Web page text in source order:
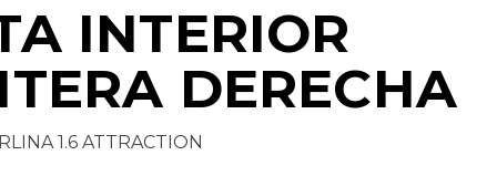
INTERIOR
DERECHA
1.6 ATTRACTION